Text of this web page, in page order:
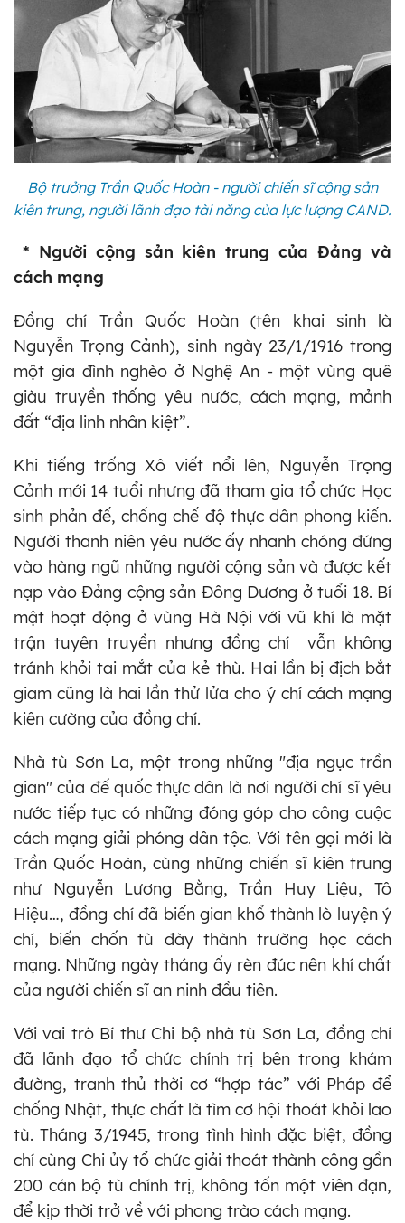
Bộ trưởng Trần Quốc Hoàn - người chiến sĩ cộng sản
kiên trung, người lãnh đạo tài năng của lực lượng CAND.
* Người cộng sản kiên trung của Đảng và
cách mạng
Đồng chí Trần Quốc Hoàn (tên khai sinh là
Nguyễn Trọng Cảnh), sinh ngày 23/1/1916 trong
một gia đình nghèo ở Nghệ An - một vùng quê
giàu truyền thống yêu nước, cách mạng, mảnh
đất “địa linh nhân kiệt”.
Khi tiếng trống Xô viết nổi lên, Nguyễn Trọng
Cảnh mới 14 tuổi nhưng đã tham gia tổ chức Học
sinh phản đế, chống chế độ thực dân phong kiến.
Người thanh niên yêu nước ấy nhanh chóng đứng
vào hàng ngũ những người cộng sản và được kết
nạp vào Đảng cộng sản Đông Dương ở tuổi 18. Bí
mật hoạt động ở vùng Hà Nội với vũ khí là mặt
trận tuyên truyền nhưng đồng chí vẫn không
tránh khỏi tai mắt của kẻ thù. Hai lần bị địch bắt
giam cũng là hai lần thử lửa cho ý chí cách mạng
kiên cường của đồng chí.
Nhà tù Sơn La, một trong những "địa ngục trần
gian" của đế quốc thực dân là nơi người chí sĩ yêu
nước tiếp tục có những đóng góp cho công cuộc
cách mạng giải phóng dân tộc. Với tên gọi mới là
Trần Quốc Hoàn, cùng những chiến sĩ kiên trung
như Nguyễn Lương Bằng, Trần Huy Liệu, Tô
Hiệu…, đồng chí đã biến gian khổ thành lò luyện ý
chí, biến chốn tù đày thành trường học cách
mạng. Những ngày tháng ấy rèn đúc nên khí chất
của người chiến sĩ an ninh đầu tiên.
Với vai trò Bí thư Chi bộ nhà tù Sơn La, đồng chí
đã lãnh đạo tổ chức chính trị bên trong khám
đường, tranh thủ thời cơ “hợp tác” với Pháp để
chống Nhật, thực chất là tìm cơ hội thoát khỏi lao
tù. Tháng 3/1945, trong tình hình đặc biệt, đồng
chí cùng Chi ủy tổ chức giải thoát thành công gần
200 cán bộ tù chính trị, không tốn một viên đạn,
để kịp thời trở về với phong trào cách mạng.